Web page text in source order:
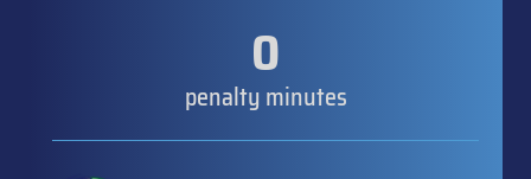
0
penalty minutes